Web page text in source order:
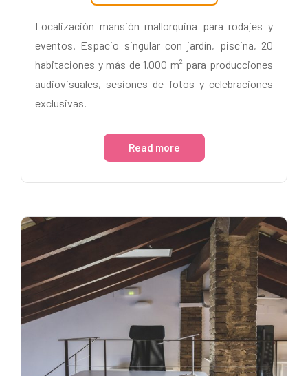
Localización mansión mallorquina para rodajes y
eventos. Espacio singular con jardín, piscina, 20
habitaciones y más de 1.000 m² para producciones
audiovisuales, sesiones de fotos y celebraciones
exclusivas.
Read more